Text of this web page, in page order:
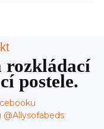
rozkládací
postele.